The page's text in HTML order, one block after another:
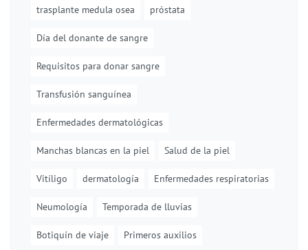
trasplante medula osea próstata
Día del donante de sangre
Requisitos para donar sangre
Transfusión sanguínea
Enfermedades dermatológicas
Manchas blancas en la piel Salud de la piel
Vitíligo dermatología Enfermedades respiratorias
Neumología Temporada de lluvias
Botiquín de viaje Primeros auxilios